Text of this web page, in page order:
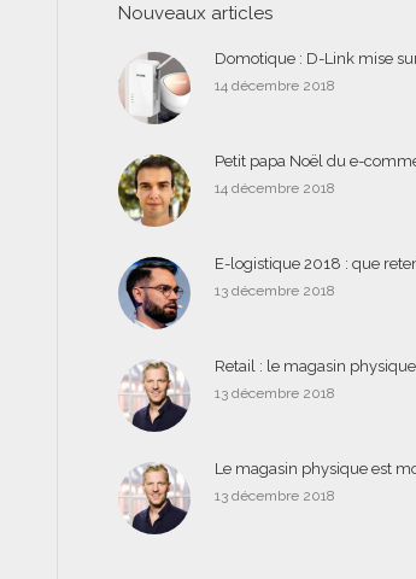
Nouveaux articles
Domotique : D-Link mise
14 décembre 2018
Petit papa Noël du e-
14 décembre 2018
E-logistique 2018 : que
13 décembre 2018
Retail : le magasin
13 décembre 2018
Le magasin physique est
13 décembre 2018